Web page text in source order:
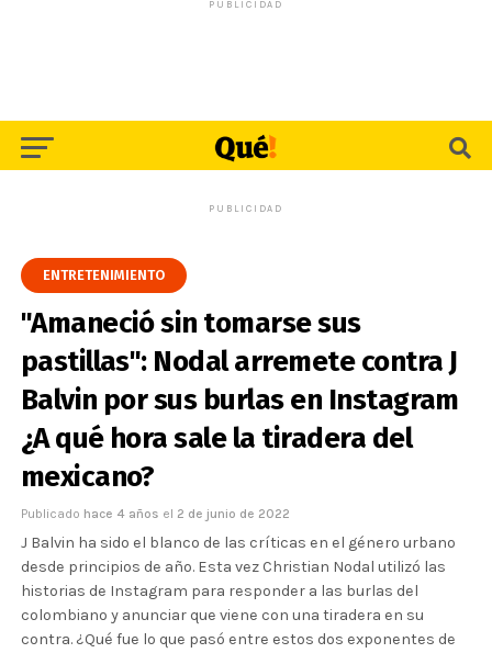
PUBLICIDAD
PUBLICIDAD
ENTRETENIMIENTO
"Amaneció sin tomarse sus
pastillas": Nodal arremete contra J
Balvin por sus burlas en Instagram
¿A qué hora sale la tiradera del
mexicano?
Publicado hace 4 años el 2 de junio de 2022
J Balvin ha sido el blanco de las críticas en el género urbano
desde principios de año. Esta vez Christian Nodal utilizó las
historias de Instagram para responder a las burlas del
colombiano y anunciar que viene con una tiradera en su
contra. ¿Qué fue lo que pasó entre estos dos exponentes de